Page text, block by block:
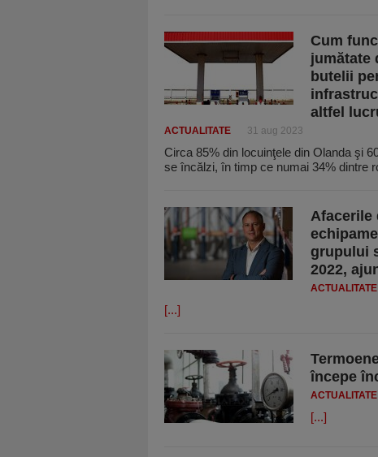
Cum
jumătate
butelii
altfel
ACTUALITATE 31 aug 2023
Circa 85% din locuinţele din Olanda şi
se încălzi, în timp ce numai 34% dintre
Afacerile
grupului
2022,
ACTUALITATE
[...]
începe
ACTUALITATE
[...]